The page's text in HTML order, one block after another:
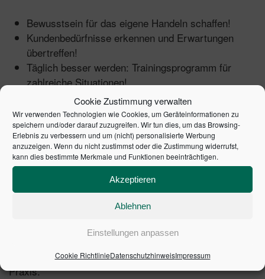
Cookie Zustimmung verwalten
Wir verwenden Technologien wie Cookies, um Geräteinformationen zu
speichern und/oder darauf zuzugreifen. Wir tun dies, um das Browsing-
Erlebnis zu verbessern und um (nicht) personalisierte Werbung
anzuzeigen. Wenn du nicht zustimmst oder die Zustimmung widerrufst,
kann dies bestimmte Merkmale und Funktionen beeinträchtigen.
Akzeptieren
Ablehnen
Einstellungen anpassen
Cookie RichtlinieDatenschutzhinweisImpressum
Bewusstsein für das eigene Handeln schaffen!
Kundenbedürfnisse erkennen und Erwartungen
übertreffen!
Täglich besser werden: Trainingsprogramm für
zahlreiche Situationen!
Dieses Buch sensibilisiert den Leser, das eigene
Verhalten im Umgang mit in- und externen Kunden
bewusster zu gestalten. Klar gegliedert beschreibt die
Autorin anhand eines Kundenbeziehungszyklus, auf
welche Feinheiten es ankommt, um Kunden nachhaltig
zu begeistern. Als pragmatische Unterstützung im
Alltag wird dem Leser regelmäßig der Spiegel
vorgehalten: „Hand aufs Herz-Fragen" zur
Selbstreflexion, zahlreiche Praxisbeispiele und ein
integriertes Trainingsprogramm ermöglichen
branchenübergreifend den direkten Transfer in die
Praxis.